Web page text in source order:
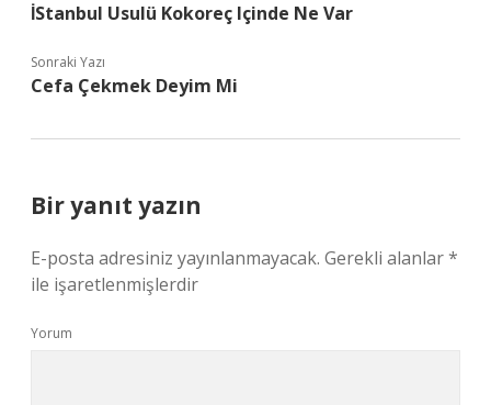
İStanbul Usulü Kokoreç Içinde Ne Var
Sonraki Yazı
Cefa Çekmek Deyim Mi
Bir yanıt yazın
E-posta adresiniz yayınlanmayacak. Gerekli alanlar*
ile işaretlenmişlerdir
Yorum